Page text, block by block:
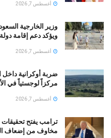
أغسطس 7, 2026
وزير الخارجية
ويؤكد دعم إقامة
أغسطس 7, 2026
ضربة أوكرانية
مركزاً لوجستياً في
أغسطس 7, 2026
ترامب يفتح تحقيقات
مخاوف من إضعاف